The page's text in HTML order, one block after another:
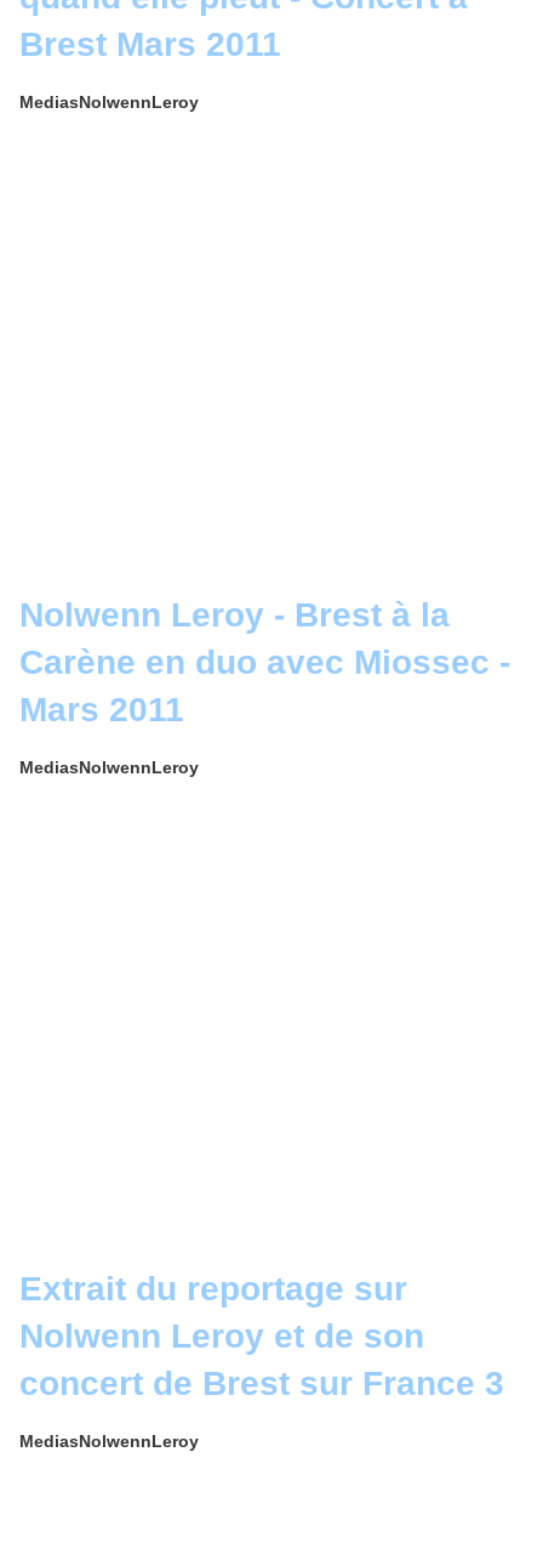
Brest Mars 2011
MediasNolwennLeroy
Nolwenn Leroy - Brest à la
Carène en duo avec Miossec -
Mars 2011
MediasNolwennLeroy
Extrait du reportage sur
Nolwenn Leroy et de son
concert de Brest sur France 3
MediasNolwennLeroy